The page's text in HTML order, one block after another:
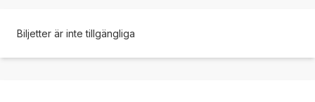
Biljetter är inte tillgängliga